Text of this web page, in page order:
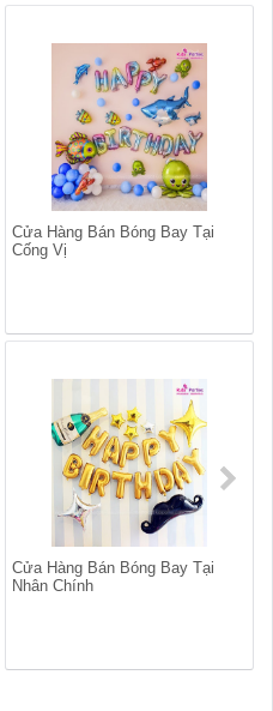
Cửa Hàng Bán Bóng Bay Tại
Cống Vị
Cửa Hàng Bán Bóng Bay Tại
Nhân Chính